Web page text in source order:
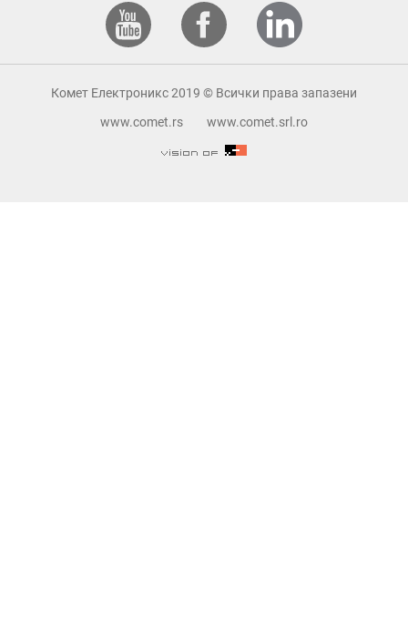
Комет Електроникс 2019 © Всички права запазени
www.comet.rs
www.comet.srl.ro